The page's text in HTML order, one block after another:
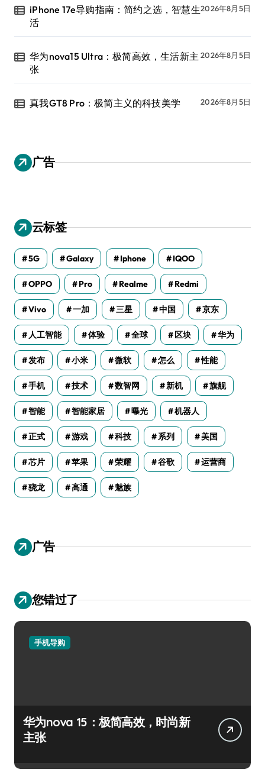
iPhone 17e导购指南：简约之选，智慧生
活
2026年8月5日
华为nova15 Ultra：极简高效，生活新主
张
2026年8月5日
真我GT8 Pro：极简主义的科技美学 2026年8月5日
广告
云标签
5G Galaxy Iphone IQOO
OPPO Pro Realme Redmi
Vivo 一加 三星 中国 京东
人工智能 体验 全球 区块 华为
发布 小米 微软 怎么 性能
手机 技术 数智网 新机 旗舰
智能 智能家居 曝光 机器人
正式 游戏 科技 系列 美国
芯片 苹果 荣耀 谷歌 运营商
骁龙 高通 魅族
广告
您错过了
手机导购
华为nova 15：极简高效，时尚新
主张